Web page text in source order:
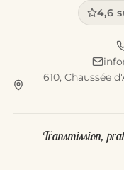
4,6
610, Chaussée
Transmission,